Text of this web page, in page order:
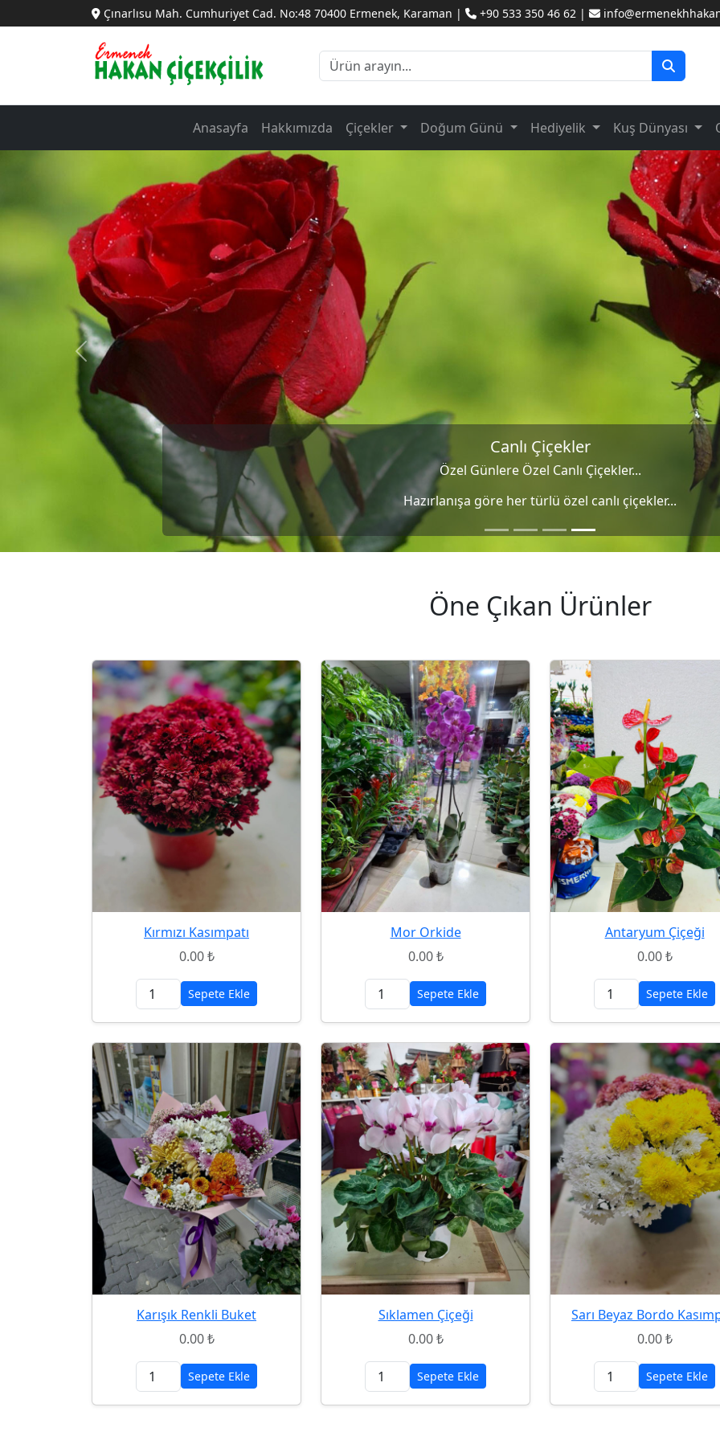
Çınarlısu Mah. Cumhuriyet Cad. No:48 70400 Ermenek, Karaman | +90 533 350 46 62 |
Anasayfa Hakkımızda Çiçekler Doğum Günü Hediyelik Kuş Dünyası
Düğün Organizasyonları
Nişan, Düğün ve Sünnet Organizasyonları
Özenle hazırlanan nişan, düğün ve sünnet organizasyonları
Canlı Çiçekler
Özel Günlere Özel Canlı Çiçekler...
Hazırlanışa göre her türlü özel canlı çiçekler...
Öne Çıkan Ürünler
Kırmızı Kasımpatı
0.00 ₺
Sepete Ekle
Mor Orkide
0.00 ₺
Sepete Ekle
Antaryum Çiçeği
0.00 ₺
Sepete Ekle
Karışık Renkli Buket
0.00 ₺
Sepete Ekle
Sıklamen Çiçeği
0.00 ₺
Sepete Ekle
Sarı Beyaz Bordo
0.00 ₺
Sepete Ekle